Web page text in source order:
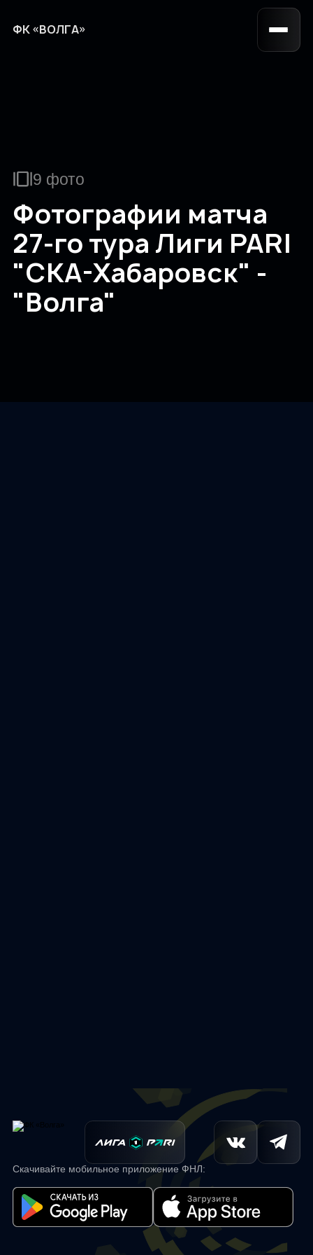
ФК «ВОЛГА»
9 фото
Фотографии матча
27-го тура Лиги PARI
"СКА-Хабаровск" -
"Волга"
Скачивайте мобильное приложение ФНЛ: